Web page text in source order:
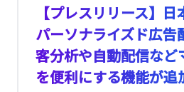
【プレスリリース】
パーソナライズド広告
客分析や自動配信など
を便利にする機能が追